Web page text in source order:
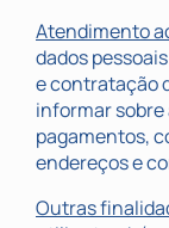
Atendimento
dados
e contratação
informar
pagamentos,
endereços e
Outras